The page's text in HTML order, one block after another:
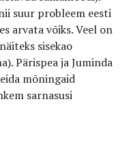
suur probleem eesti
arvata võiks. Veel on
sisekao
Pärispea ja Juminda
mõningaid
sarnasusi